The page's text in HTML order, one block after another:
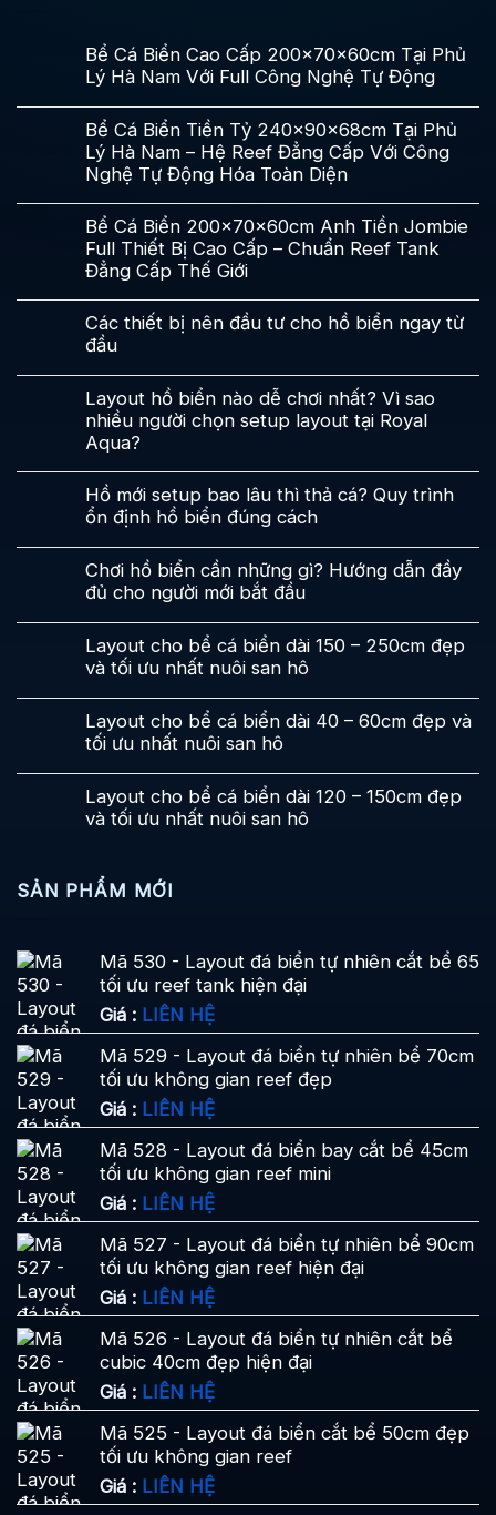
Bể Cá Biển Cao Cấp 200x70x60cm Tại Phủ
Lý Hà Nam Với Full Công Nghệ Tự Động
Bể Cá Biển Tiền Tỷ 240x90x68cm Tại Phủ
Lý Hà Nam – Hệ Reef Đẳng Cấp Với Công
Nghệ Tự Động Hóa Toàn Diện
Bể Cá Biển 200x70x60cm Anh Tiền Jombie
Full Thiết Bị Cao Cấp – Chuẩn Reef Tank
Đẳng Cấp Thế Giới
Các thiết bị nên đầu tư cho hồ biển ngay từ
đầu
Layout hồ biển nào dễ chơi nhất? Vì sao
nhiều người chọn setup layout tại Royal
Aqua?
Hồ mới setup bao lâu thì thả cá? Quy trình
ổn định hồ biển đúng cách
Chơi hồ biển cần những gì? Hướng dẫn đầy
đủ cho người mới bắt đầu
Layout cho bể cá biển dài 150 – 250cm đẹp
và tối ưu nhất nuôi san hô
Layout cho bể cá biển dài 40 – 60cm đẹp và
tối ưu nhất nuôi san hô
Layout cho bể cá biển dài 120 – 150cm đẹp
và tối ưu nhất nuôi san hô
SẢN PHẨM MỚI
Mã 530 - Layout đá biển tự nhiên cắt bể 65
tối ưu reef tank hiện đại
Giá : LIÊN HỆ
Mã 529 - Layout đá biển tự nhiên bể 70cm
tối ưu không gian reef đẹp
Giá : LIÊN HỆ
Mã 528 - Layout đá biển bay cắt bể 45cm
tối ưu không gian reef mini
Giá : LIÊN HỆ
Mã 527 - Layout đá biển tự nhiên bể 90cm
tối ưu không gian reef hiện đại
Giá : LIÊN HỆ
Mã 526 - Layout đá biển tự nhiên cắt bể
cubic 40cm đẹp hiện đại
Giá : LIÊN HỆ
Mã 525 - Layout đá biển cắt bể 50cm đẹp
tối ưu không gian reef
Giá : LIÊN HỆ